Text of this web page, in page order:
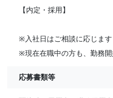
【内定・採用】
※入社日はご相談に応じます
※現在在職中の方も、勤務
応募書類等